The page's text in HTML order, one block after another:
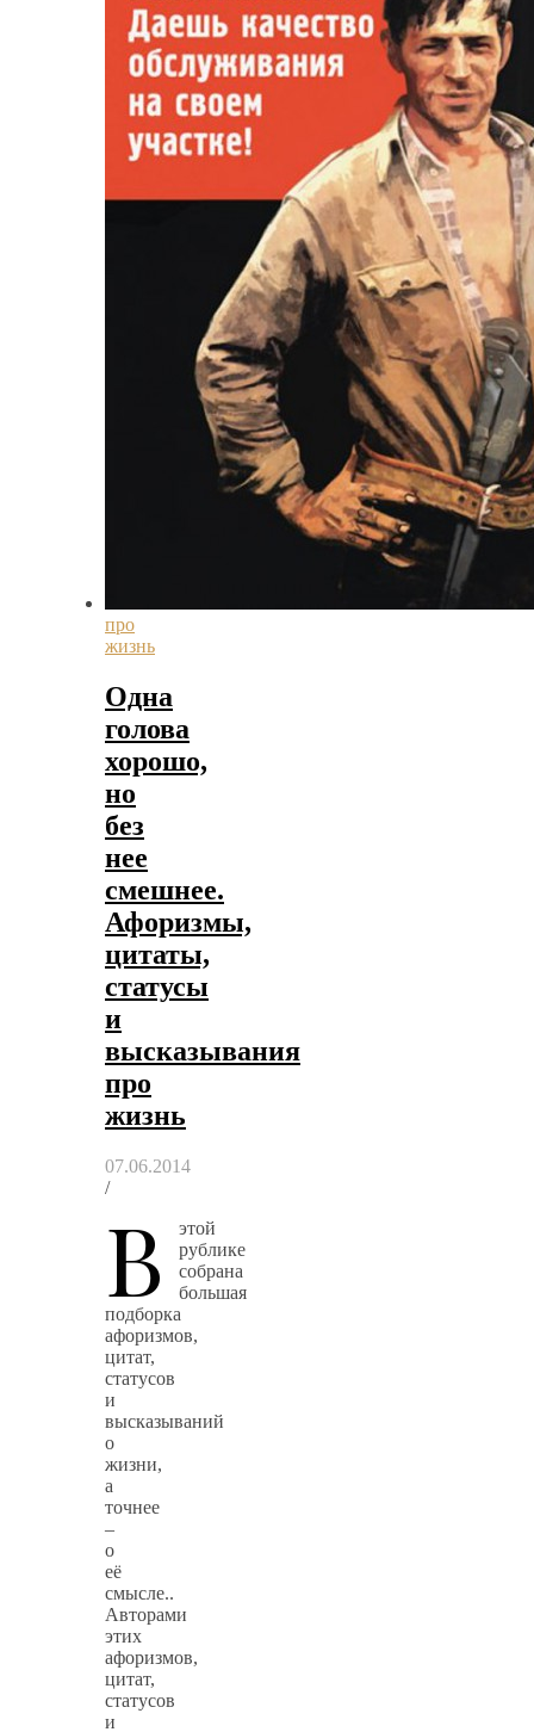
про
жизнь
Одна
голова
хорошо,
но
без
нее
смешнее.
Афоризмы,
цитаты,
статусы
и
высказывания
про
жизнь
07.06.2014
/
В
этой
рублике
собрана
большая
подборка
афоризмов,
цитат,
статусов
и
высказываний
о
жизни,
а
точнее
–
о
её
смысле..
Авторами
этих
афоризмов,
цитат,
статусов
и